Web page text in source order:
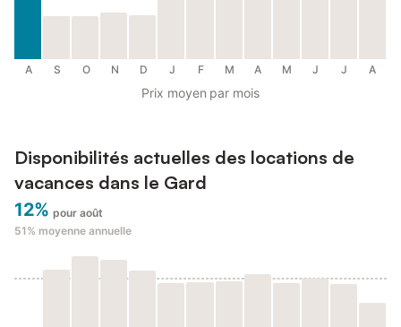
A S O N D J F M A M J J A
Prix moyen par mois
Disponibilités actuelles des locations de
vacances dans le Gard
12% pour août
51% moyenne annuelle